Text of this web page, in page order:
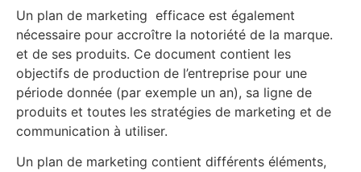
Un plan de marketing efficace est également
nécessaire pour accroître la notoriété de la marque.
et de ses produits. Ce document contient les
objectifs de production de l’entreprise pour une
période donnée (par exemple un an), sa ligne de
produits et toutes les stratégies de marketing et de
communication à utiliser.
Un plan de marketing contient différents éléments,